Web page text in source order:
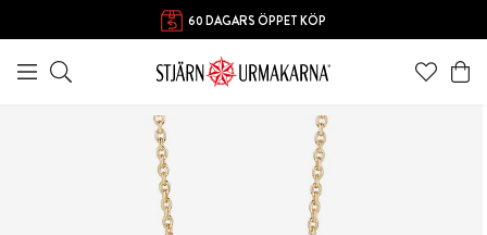
60 DAGARS ÖPPET KÖP